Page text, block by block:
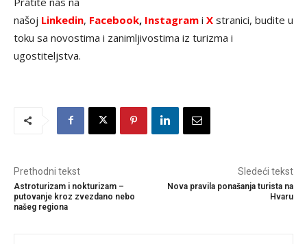
našoj Linkedin, Facebook, Instagram i X stranici, budite u
toku sa novostima i zanimljivostima iz turizma i
ugostiteljstva.
Prethodni tekst
Astroturizam i nokturizam –
putovanje kroz zvezdano nebo
našeg regiona
Sledeći tekst
Nova pravila ponašanja turista na
Hvaru